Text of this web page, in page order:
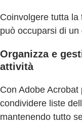
Coinvolgere tutta
può occuparsi di
Organizza e
attività
Con Adobe
condividere liste
mantenendo tutto